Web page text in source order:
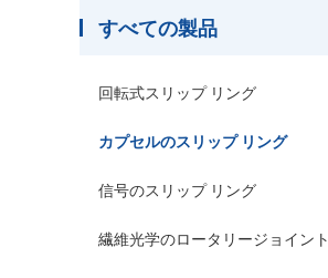
すべての製品
回転式スリップ リング
カプセルのスリップ リング
信号のスリップ リング
繊維光学のロータリージョイント